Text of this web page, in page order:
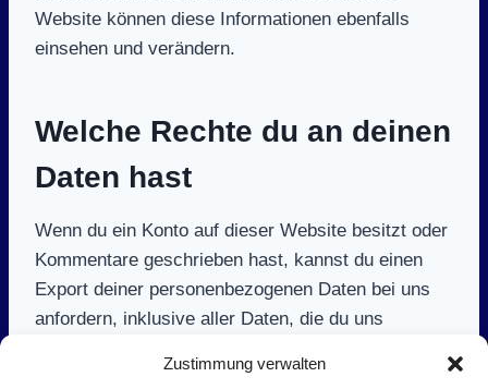
Zustimmung verwalten
Website können diese Informationen ebenfalls
einsehen und verändern.
Welche Rechte du an deinen
Daten hast
Wenn du ein Konto auf dieser Website besitzt oder
Kommentare geschrieben hast, kannst du einen
Export deiner personenbezogenen Daten bei uns
anfordern, inklusive aller Daten, die du uns
Löschung aller personenbezogenen Daten, die wir